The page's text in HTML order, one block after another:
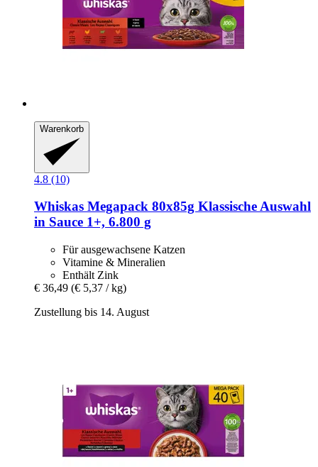
Warenkorb
4.8 (10)
Whiskas Megapack 80x85g Klassische Auswahl
in Sauce 1+, 6.800 g
Für ausgewachsene Katzen
Vitamine & Mineralien
Enthält Zink
€ 36,49 (€ 5,37 / kg)
Zustellung bis 14. August